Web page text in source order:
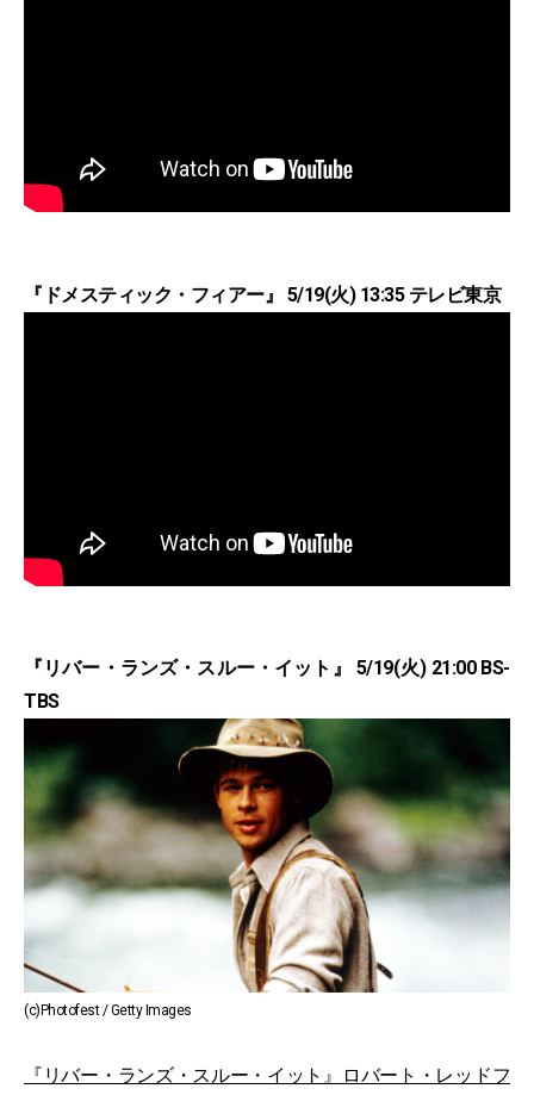
『ドメスティック・フィアー』 5/19(火) 13:35 テレビ東京
『リバー・ランズ・スルー・イット』 5/19(火) 21:00 BS-
TBS
(c)Photofest / Getty Images
『リバー・ランズ・スルー・イット』ロバート・レッドフ